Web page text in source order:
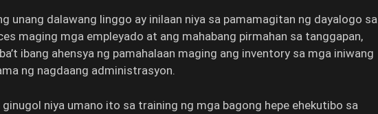
unang dalawang linggo ay inilaan niya sa pamamagitan ng dayalogo sa
maging mga empleyado at ang mahabang pirmahan sa tanggapan,
ibang ahensya ng pamahalaan maging ang inventory sa mga iniwang
ng nagdaang administrasyon.
niya umano ito sa training ng mga bagong hepe ehekutibo sa